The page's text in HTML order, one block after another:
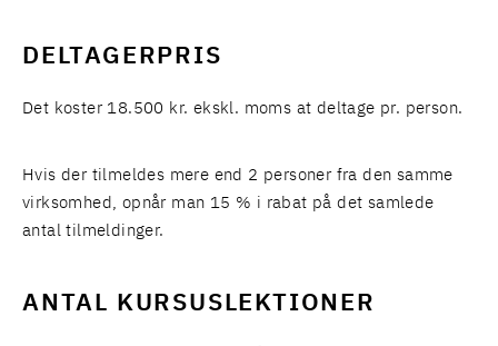
DELTAGERPRIS
Det koster 18.500 kr. ekskl. moms at deltage pr. person.
Hvis der tilmeldes mere end 2 personer fra den samme
virksomhed, opnår man 15 % i rabat på det samlede
antal tilmeldinger.
ANTAL KURSUSLEKTIONER